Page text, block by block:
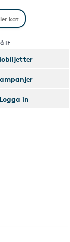
IF
Logga in